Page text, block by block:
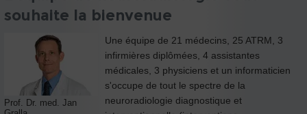
souhaite la bienvenue
Prof. Dr. med. Jan
Une équipe de 21 médecins, 25 ATRM, 3
infirmières diplômées, 4 assistantes
médicales, 3 physiciens et un informaticien
s'occupe de tout le spectre de la
neuroradiologie diagnostique et